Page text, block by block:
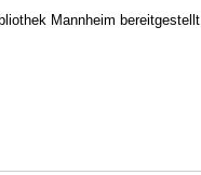
Mannheim bereitgestellt.